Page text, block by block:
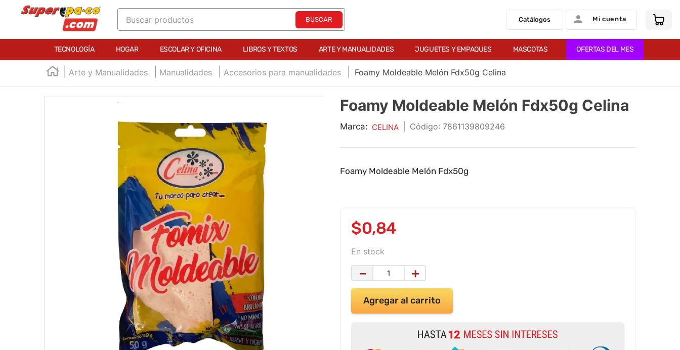
Buscar productos
Catálogos Mi cuenta
TECNOLOGÍA HOGAR ESCOLAR Y OFICINA LIBROS Y TEXTOS ARTE Y MANUALIDADES JUGUETES Y EMPAQUES MASCOTAS OFERTAS DEL MES
Arte y Manualidades Manualidades Accesorios para manualidades Foamy Moldeable Melón Fdx50g Celina
Foamy Moldeable Melón Fdx50g Celina
Marca: CELINA : 7861139809246
Foamy Moldeable Melón Fdx50g
$0,84
En stock
＋
－
Agregar al carrito
TÉRMINOS MÁS BUSCADOS
2.
marcador e300
.
mouse
marcadores
audifonos
8.
teclado
9
impresora
10. masa moldear vaso 150gr